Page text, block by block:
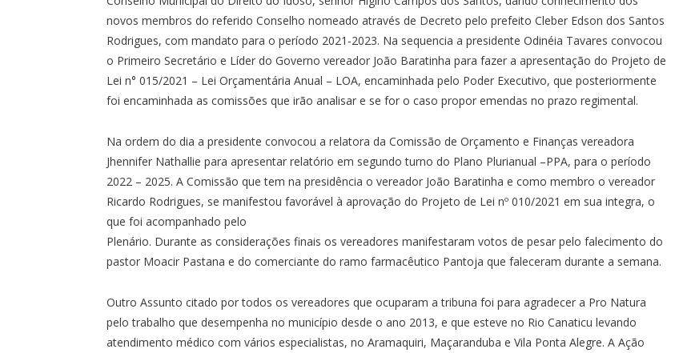
novos membros do referido Conselho nomeado através de Decreto pelo prefeito Cleber Edson dos Santos
Rodrigues, com mandato para o período 2021-2023. Na sequencia a presidente Odinéia Tavares convocou
o Primeiro Secretário e Líder do Governo vereador João Baratinha para fazer a apresentação do Projeto de
Lei n° 015/2021 – Lei Orçamentária Anual – LOA, encaminhada pelo Poder Executivo, que posteriormente
foi encaminhada as comissões que irão analisar e se for o caso propor emendas no prazo regimental.
Na ordem do dia a presidente convocou a relatora da Comissão de Orçamento e Finanças vereadora
Jhennifer Nathallie para apresentar relatório em segundo turno do Plano Plurianual –PPA, para o período
2022 – 2025. A Comissão que tem na presidência o vereador João Baratinha e como membro o vereador
Ricardo Rodrigues, se manifestou favorável à aprovação do Projeto de Lei nº 010/2021 em sua integra, o
que foi acompanhado pelo
Plenário. Durante as considerações finais os vereadores manifestaram votos de pesar pelo falecimento do
pastor Moacir Pastana e do comerciante do ramo farmacêutico Pantoja que faleceram durante a semana.
Outro Assunto citado por todos os vereadores que ocuparam a tribuna foi para agradecer a Pro Natura
pelo trabalho que desempenha no município desde o ano 2013, e que esteve no Rio Canaticu levando
atendimento médico com vários especialistas, no Aramaquiri, Maçaranduba e Vila Ponta Alegre. A Ação